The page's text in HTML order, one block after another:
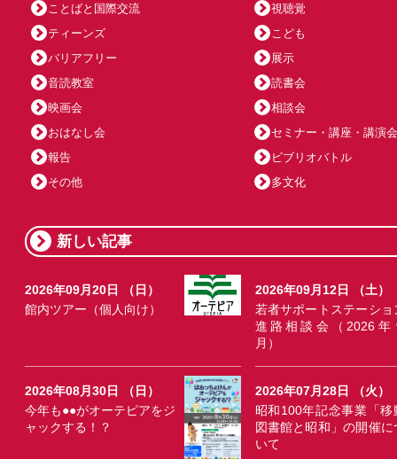
ことばと国際交流
視聴覚
ティーンズ
こども
バリアフリー
展示
音読教室
読書会
映画会
相談会
おはなし会
セミナー・講座・講演会
報告
ビブリオバトル
その他
多文化
新しい記事
2026年09月20日 （日）
館内ツアー（個人向け）
2026年09月12日 （土）
若者サポートステーショ
進路相談会（2026年
月）
2026年08月30日 （日）
今年も●●がオーテピアをジ
ャックする！？
2026年07月28日 （火）
昭和100年記念事業「移
図書館と昭和」の開催に
いて